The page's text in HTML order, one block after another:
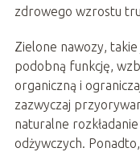
zdrowego wzrostu
Zielone nawozy, takie
podobną funkcję,
organiczną i
zazwyczaj
naturalne
odżywczych.